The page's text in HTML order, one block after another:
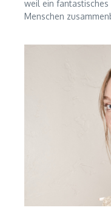
weil ein fantastisches
Menschen